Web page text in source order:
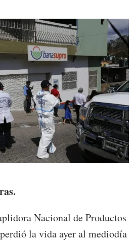
Nacional de Productos
la vida ayer al mediodía